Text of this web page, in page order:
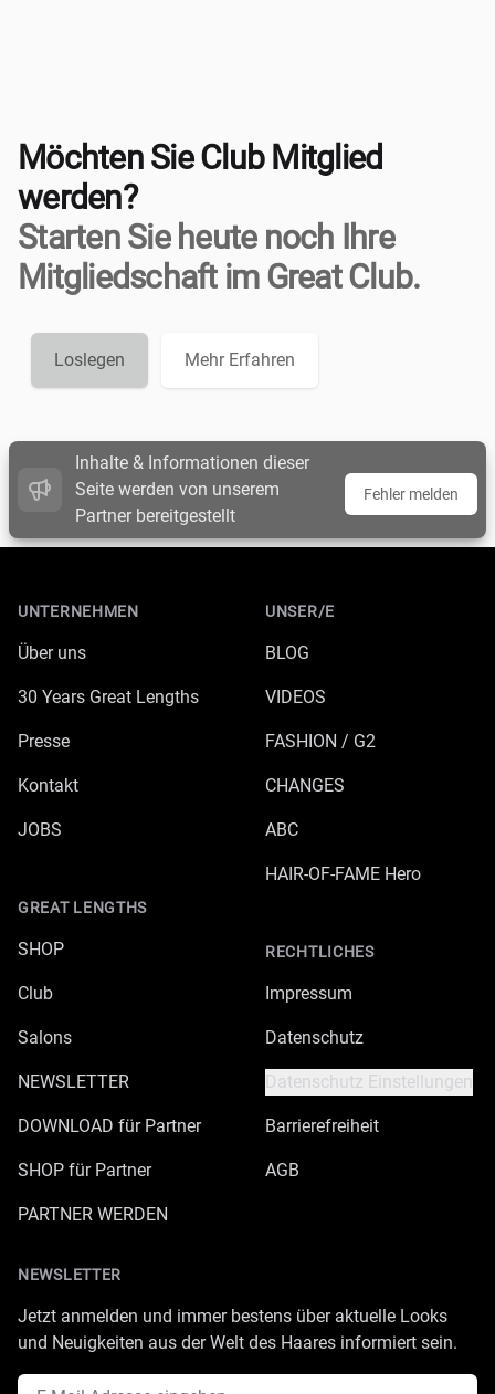
Möchten Sie Club Mitglied
werden?
Starten Sie heute noch Ihre
Mitgliedschaft im Great Club.
Loslegen Mehr Erfahren
Inhalte & Informationen dieser
Seite werden von unserem
Partner bereitgestellt
Fehler melden
UNTERNEHMEN
Über uns
30 Years Great Lengths
Presse
Kontakt
JOBS
GREAT LENGTHS
SHOP
Club
Salons
NEWSLETTER
DOWNLOAD für Partner
SHOP für Partner
PARTNER WERDEN
UNSER/E
BLOG
VIDEOS
FASHION / G2
CHANGES
ABC
HAIR-OF-FAME Hero
RECHTLICHES
Impressum
Datenschutz
Datenschutz Einstellungen
Barrierefreiheit
AGB
NEWSLETTER
Jetzt anmelden und immer bestens über aktuelle Looks
und Neuigkeiten aus der Welt des Haares informiert sein.
E-Mail Adresse